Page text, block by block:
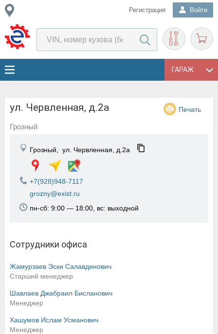
Регистрация Войти
ГАРАЖ
ул. Червленная, д.2а Печать
Грозный
Грозный, ул. Червленная, д.2а
+7(928)948-7117
grozny@exist.ru
пн-сб: 9:00 — 18:00, вс: выходной
Сотрудники офиса
Жамурзаев Эски Салавдинович
Старший менеджер
Шавлаев Джабраил Бисланович
Менеджер
Хашумов Ислам Усманович
Менеджер